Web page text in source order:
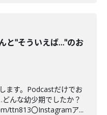
と"そういえば…"のお
ます。Podcastだけでお
んな幼少期でしたか？
ttn813〇Instagramア...